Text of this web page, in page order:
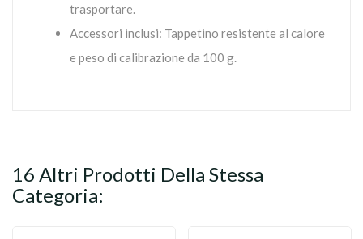
trasportare.
Accessori inclusi: Tappetino resistente al calore
e peso di calibrazione da 100 g.
16 Altri Prodotti Della Stessa
Categoria: